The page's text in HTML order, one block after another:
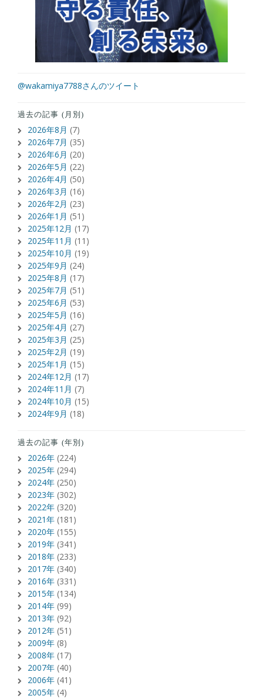
@wakamiya7788さんのツイート
過去の記事 (月別)
2026年8月 (7)
2026年7月 (35)
2026年6月 (20)
2026年5月 (22)
2026年4月 (50)
2026年3月 (16)
2026年2月 (23)
2026年1月 (51)
2025年12月 (17)
2025年11月 (11)
2025年10月 (19)
2025年9月 (24)
2025年8月 (17)
2025年7月 (51)
2025年6月 (53)
2025年5月 (16)
2025年4月 (27)
2025年3月 (25)
2025年2月 (19)
2025年1月 (15)
2024年12月 (17)
2024年11月 (7)
2024年10月 (15)
2024年9月 (18)
過去の記事 (年別)
2026年 (224)
2025年 (294)
2024年 (250)
2023年 (302)
2022年 (320)
2021年 (181)
2020年 (155)
2019年 (341)
2018年 (233)
2017年 (340)
2016年 (331)
2015年 (134)
2014年 (99)
2013年 (92)
2012年 (51)
2009年 (8)
2008年 (17)
2007年 (40)
2006年 (41)
2005年 (4)